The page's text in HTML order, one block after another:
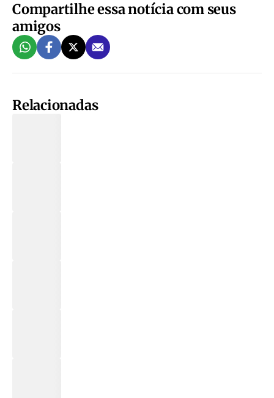
Compartilhe essa notícia com seus
amigos
Relacionadas